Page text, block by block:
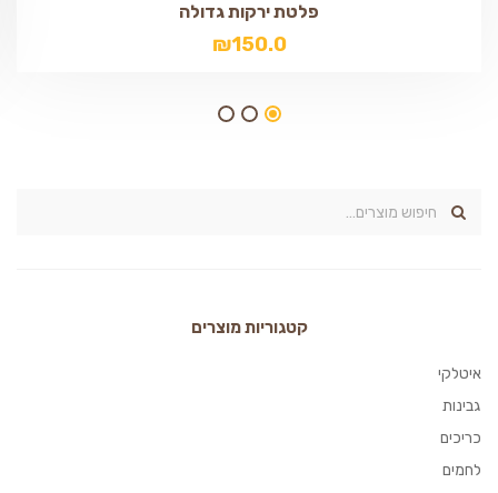
פלטת ירקות גדולה
₪150.0
קטגוריות מוצרים
איטלקי
גבינות
כריכים
לחמים